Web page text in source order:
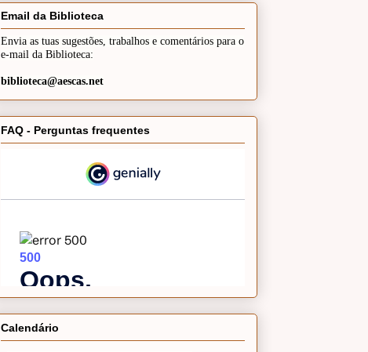
Email da Biblioteca
Envia as tuas sugestões, trabalhos e comentários para o
e-mail da Biblioteca:
biblioteca@aescas.net
FAQ - Perguntas frequentes
Calendário